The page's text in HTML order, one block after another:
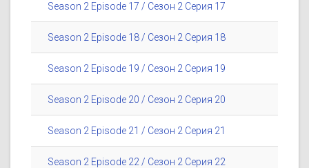
Season 2 Episode 17 / Сезон 2 Серия 17
Season 2 Episode 18 / Сезон 2 Серия 18
Season 2 Episode 19 / Сезон 2 Серия 19
Season 2 Episode 20 / Сезон 2 Серия 20
Season 2 Episode 21 / Сезон 2 Серия 21
Season 2 Episode 22 / Сезон 2 Серия 22